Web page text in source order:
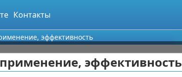
Контакты
эффективность
эффективность